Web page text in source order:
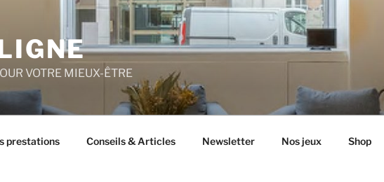
VOTRE MIEUX-ÊTRE
prestations Conseils & Articles Newsletter Nos jeux Shop